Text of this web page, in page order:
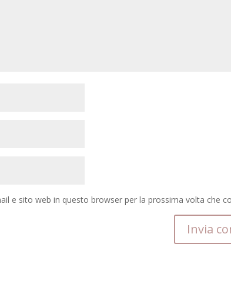
e sito web in questo browser per la prossima volta che